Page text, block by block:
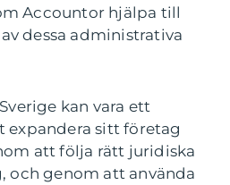
Accountor hjälpa till
dessa administrativa
kan vara ett
expandera sitt företag
att följa rätt juridiska
och genom att använda